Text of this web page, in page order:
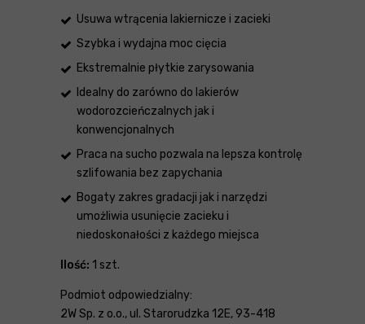
Usuwa wtrącenia lakiernicze i zacieki
Szybka i wydajna moc cięcia
Ekstremalnie płytkie zarysowania
Idealny do zarówno do lakierów
wodorozcieńczalnych jak i
konwencjonalnych
Praca na sucho pozwala na lepsza kontrolę
szlifowania bez zapychania
Bogaty zakres gradacji jak i narzędzi
umożliwia usunięcie zacieku i
niedoskonałości z każdego miejsca
Ilość: 1 szt.
Podmiot odpowiedzialny:
2W Sp. z o.o., ul. Starorudzka 12E, 93-418